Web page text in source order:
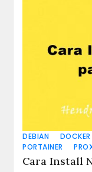
DEBIAN DOCKER
PORTAINER
Cara Install